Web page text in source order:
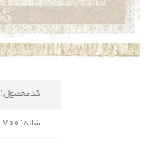
کد محصول : 7026
شانه : 700